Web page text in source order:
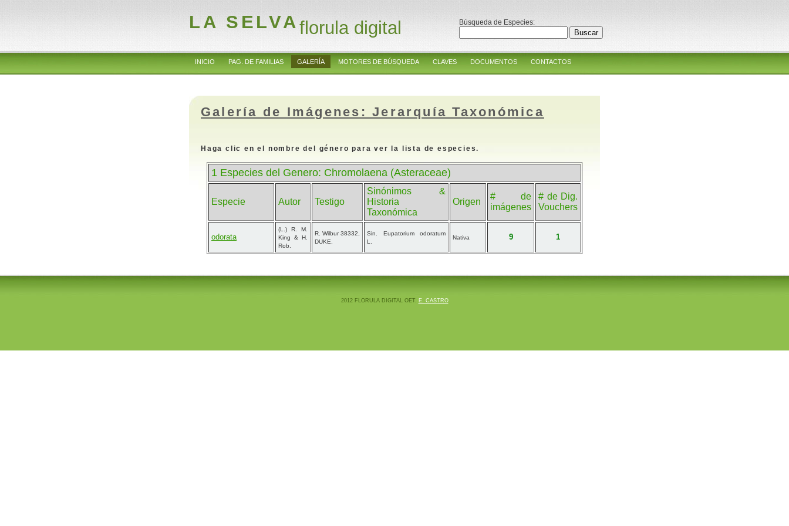
LA SELVAflorula digital Búsqueda de Especies:
INICIO PAG. DE FAMILIAS GALERÍA MOTORES DE BÚSQUEDA CLAVES DOCUMENTOS CONTACTOS
Galería de Imágenes: Jerarquía Taxonómica
Haga clic en el nombre del género para ver la lista de especies.
1 Especies del Genero: Chromolaena (Asteraceae)
Especie Autor Testigo
Sinónimos &
Historia
Taxonómica
Origen
# de
imágenes
# de Dig.
Vouchers
odorata
(L.) R. M.
King & H.
Rob.
R. Wilbur 38332,
DUKE.
Sin. Eupatorium odoratum
L.
Nativa 9 1
2012 FLORULA DIGITAL OET. E. CASTRO